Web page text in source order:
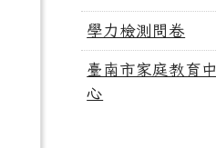
學力檢測問卷
臺南市家庭教育中
心